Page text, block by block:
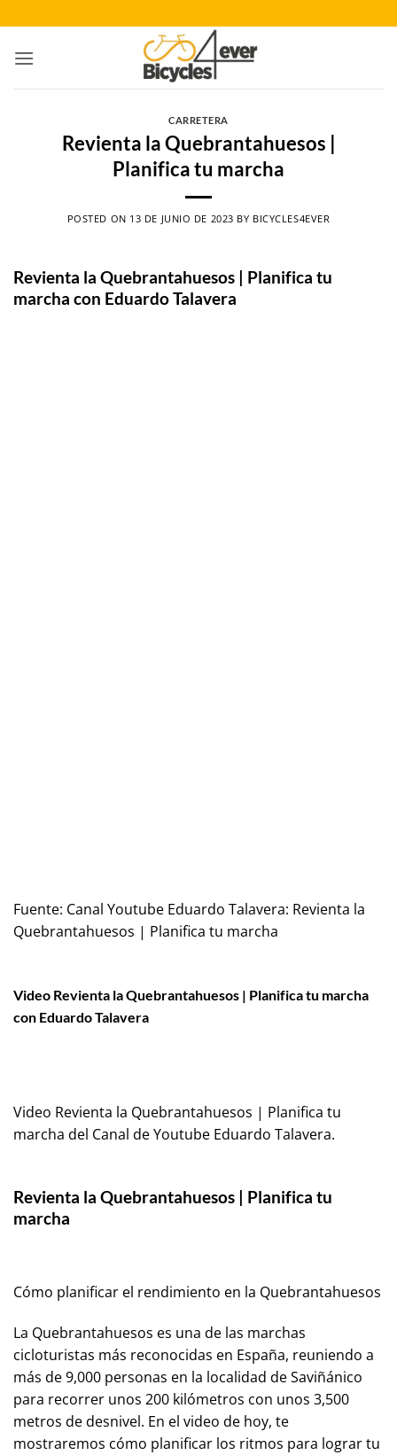
al
contenido
CARRETERA
Revienta la Quebrantahuesos |
Planifica tu marcha
POSTED ON 13 DE JUNIO DE 2023 BY BICYCLES4EVER
Revienta la Quebrantahuesos | Planifica tu
marcha con Eduardo Talavera
Fuente: Canal Youtube Eduardo Talavera: Revienta la
Quebrantahuesos | Planifica tu marcha
Video Revienta la Quebrantahuesos | Planifica tu marcha
con Eduardo Talavera
Video Revienta la Quebrantahuesos | Planifica tu
marcha del Canal de Youtube Eduardo Talavera.
Revienta la Quebrantahuesos | Planifica tu
marcha
Cómo planificar el rendimiento en la Quebrantahuesos
La Quebrantahuesos es una de las marchas
cicloturistas más reconocidas en España, reuniendo a
más de 9,000 personas en la localidad de Saviñánico
para recorrer unos 200 kilómetros con unos 3,500
metros de desnivel. En el video de hoy, te
mostraremos cómo planificar los ritmos para lograr tu